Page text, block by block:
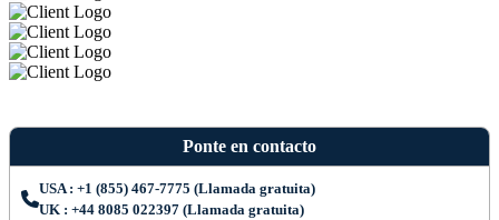
Ponte en contacto
USA : +1 (855) 467-7775 (Llamada gratuita)
UK : +44 8085 022397 (Llamada gratuita)